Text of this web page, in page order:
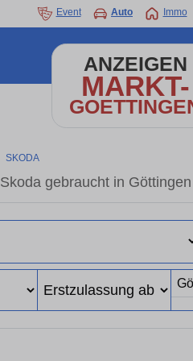
Event Auto Immo
ANZEIGEN
MARKT-
SKODA
Skoda gebraucht in